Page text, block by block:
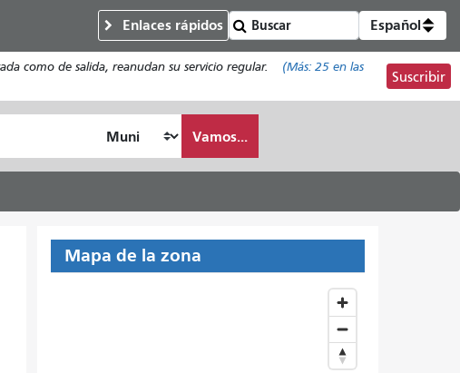
Enlaces rápidos Español
como de salida, reanudan su servicio regular. (Más: 25 en las
Suscribir
Vamos...
Mapa de la zona